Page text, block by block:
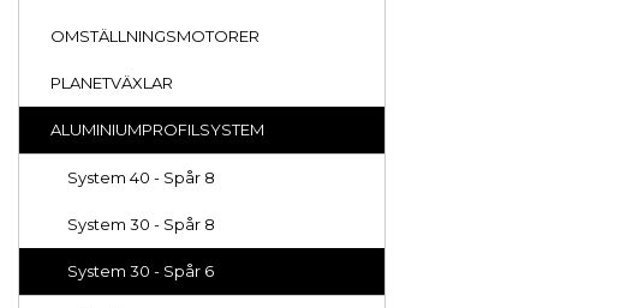
OMSTÄLLNINGSMOTORER
PLANETVÄXLAR
ALUMINIUMPROFILSYSTEM
System 40 - Spår 8
System 30 - Spår 8
System 30 - Spår 6